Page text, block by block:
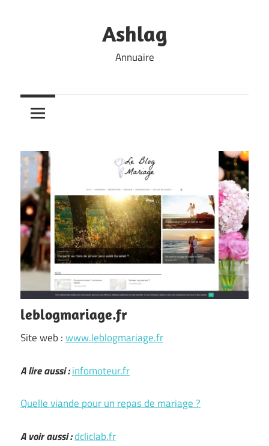
Ashlag
Annuaire
leblogmariage.fr
Site web :www.leblogmariage.fr
A lire aussi :infomoteur.fr
Quelle viande pour un repas de mariage ?
A voir aussi :dcliclab.fr